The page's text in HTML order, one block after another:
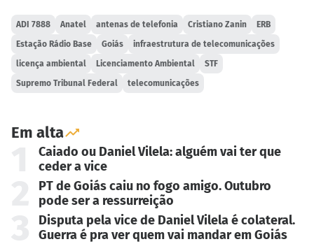
ADI 7888 Anatel antenas de telefonia Cristiano Zanin ERB
Estação Rádio Base Goiás infraestrutura de telecomunicações
licença ambiental Licenciamento Ambiental STF
Supremo Tribunal Federal telecomunicações
Em alta
Caiado ou Daniel Vilela: alguém vai ter que
ceder a vice
PT de Goiás caiu no fogo amigo. Outubro
pode ser a ressurreição
Disputa pela vice de Daniel Vilela é colateral.
Guerra é pra ver quem vai mandar em Goiás